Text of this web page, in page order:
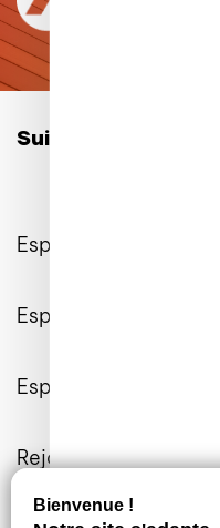
Suivez-nous sur
Espace Client
Espace Entreprises
Espace Presse
Rejoignez-nous